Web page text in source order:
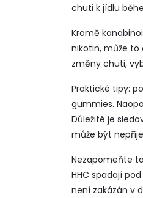
chuti k jídlu
Kromě
nikotin, může to
změny chuti,
Praktické tipy:
gummies.
Důležité je
může být
Nezapomeňte
HHC spadají
není zakázán v